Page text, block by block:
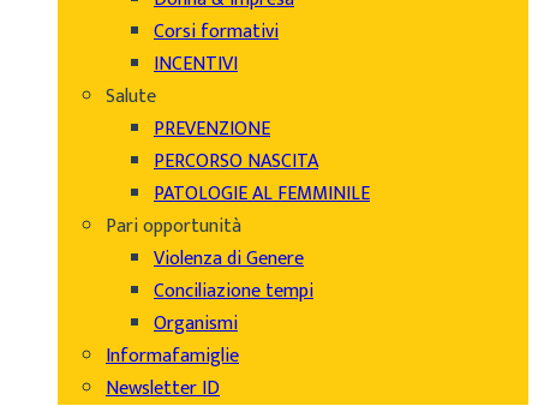
Corsi formativi
INCENTIVI
Salute
PREVENZIONE
PERCORSO NASCITA
PATOLOGIE AL FEMMINILE
Pari opportunità
Violenza di Genere
Conciliazione tempi
Organismi
Informafamiglie
Newsletter ID